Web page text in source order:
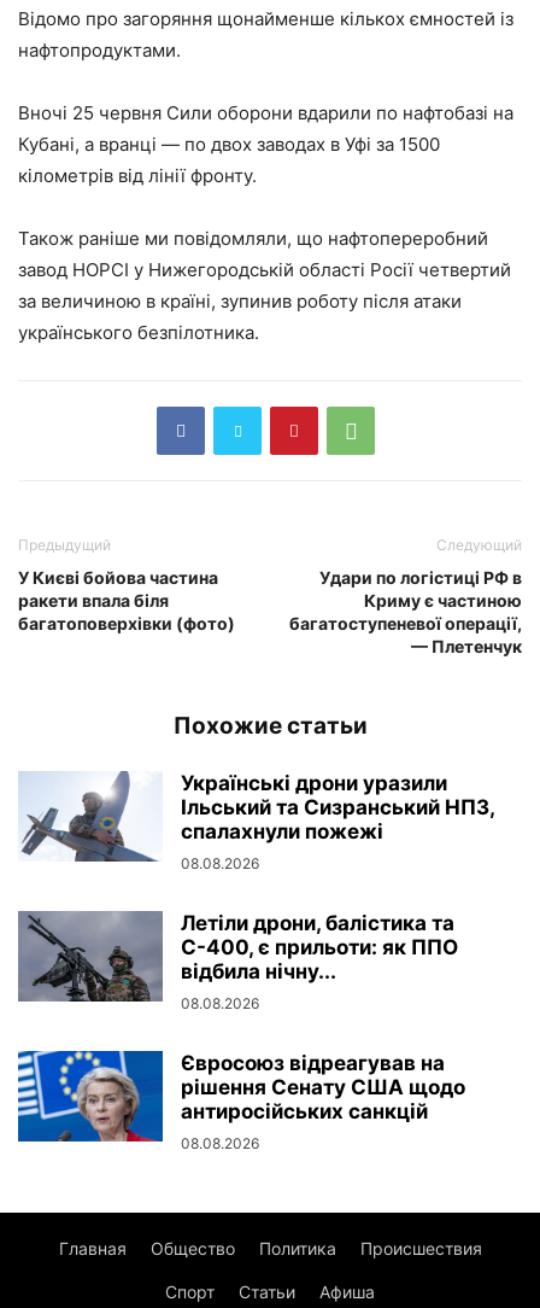
Відомо про загоряння щонайменше кількох ємностей із
нафтопродуктами.
Вночі 25 червня Сили оборони вдарили по нафтобазі на
Кубані, а вранці — по двох заводах в Уфі за 1500
кілометрів від лінії фронту.
Також раніше ми повідомляли, що нафтопереробний
завод НОРСІ у Нижегородській області Росії четвертий
за величиною в країні, зупинив роботу після атаки
українського безпілотника.
Предыдущий
У Києві бойова частина
ракети впала біля
багатоповерхівки (фото)
Следующий
Удари по логістиці РФ в
Криму є частиною
багатоступеневої операції,
— Плетенчук
Похожие статьи
Українські дрони уразили
Ільський та Сизранський НПЗ,
спалахнули пожежі
08.08.2026
Летіли дрони, балістика та
С-400, є прильоти: як ППО
відбила нічну...
08.08.2026
Євросоюз відреагував на
рішення Сенату США щодо
антиросійських санкцій
08.08.2026
Главная Общество Политика Происшествия
Спорт Статьи Афиша